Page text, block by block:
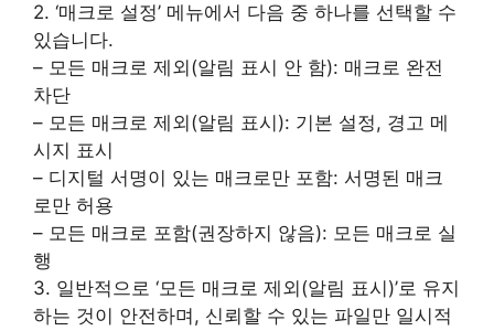
2. ‘매크로 설정’ 메뉴에서 다음 중 하나를 선택할 수
있습니다.
– 모든 매크로 제외(알림 표시 안 함): 매크로 완전
차단
– 모든 매크로 제외(알림 표시): 기본 설정, 경고 메
시지 표시
– 디지털 서명이 있는 매크로만 포함: 서명된 매크
로만 허용
– 모든 매크로 포함(권장하지 않음): 모든 매크로 실
행
3. 일반적으로 ‘모든 매크로 제외(알림 표시)’로 유지
하는 것이 안전하며, 신뢰할 수 있는 파일만 일시적